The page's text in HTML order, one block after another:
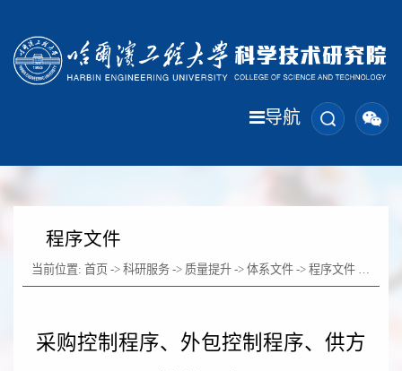
导航
程序文件
当前位置: 首页 -> 科研服务 -> 质量提升 -> 体系文件 -> 程序文件
采购控制程序、外包控制程序、供方